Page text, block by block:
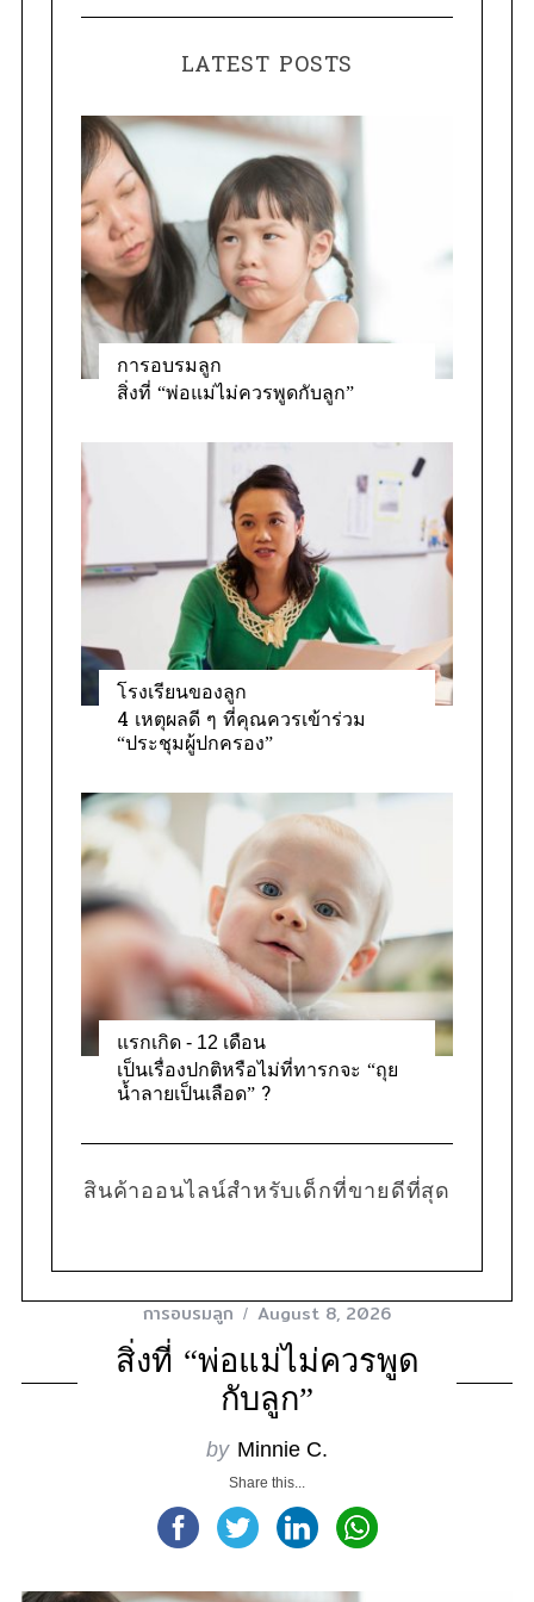
r
t
o
r
i
e
s
LATEST POSTS
การอบรมลูก
สิ่งที่ “พ่อแม่ไม่ควรพูดกับลูก”
โรงเรียนของลูก
4 เหตุผลดี ๆ ที่คุณควรเข้าร่วม
“ประชุมผู้ปกครอง”
แรกเกิด - 12 เดือน
เป็นเรื่องปกติหรือไม่ที่ทารกจะ “ถุย
น้ำลายเป็นเลือด” ?
สินค้าออนไลน์สำหรับเด็กที่ขายดีที่สุด
การอบรมลูก August 8, 2026
สิ่งที่ “พ่อแม่ไม่ควรพูด
กับลูก”
by Minnie C.
Share this...
S